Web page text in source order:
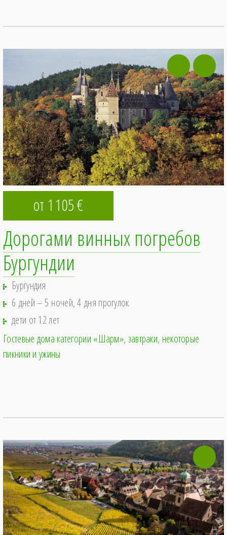
от 1 105€
Дорогами винных погребов
Бургундии
Бургундия
6 дней – 5 ночей, 4 дня прогулок
дети от 12 лет
Гостевые дома категории «Шарм» завтраки, некоторые
пикники и ужины